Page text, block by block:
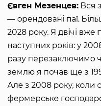
Євген Мезенцев: Вся
— орендовані паї.
2028 року. Я двічі вже
наступних років: у
разу перезаключимо
землю я почав ще з
Але з 2008 року, коли
фермерське